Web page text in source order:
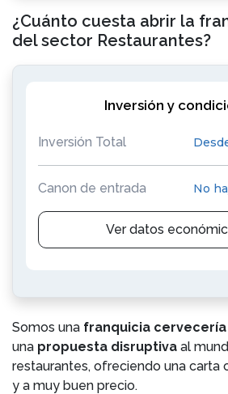
¿Cuánto cuesta abrir la
del sector Restaurantes?
Inversión y
Inversión Total
Canon de entrada No
Ver datos
Somos una franquicia
una propuesta disruptiva al
restaurantes, ofreciendo una carta
y a muy buen precio.